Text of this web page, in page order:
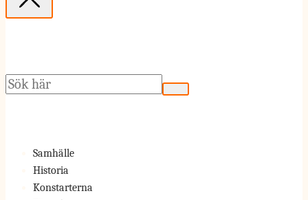
Sök
Samhälle
Historia
Konstarterna